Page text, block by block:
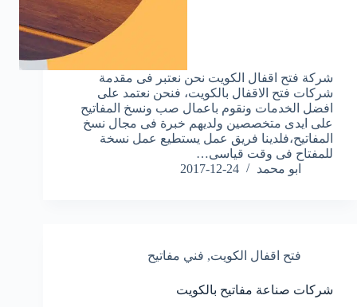
شركة فتح اقفال الكويت نحن نعتبر فى مقدمة
شركات فتح الاقفال بالكويت، فنحن نعتمد على
افضل الخدمات ونقوم باعمال صب ونسخ المفاتيح
على ايدى متخصصين ولديهم خبرة فى مجال نسخ
المفاتيح،فلدينا فريق عمل يستطيع عمل نسخة
للمفتاح فى وقت قياسى…
ابو محمد
2017-12-24
فتح اقفال الكويت, فني مفاتيح
شركات صناعة مفاتيح بالكويت